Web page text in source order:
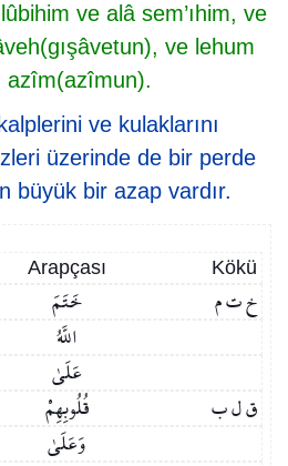
ve alâ sem’ıhim, ve
ve lehum
azîm(azîmun).
ve kulaklarını
üzerinde de bir perde
büyük bir azap vardır.
Kökü
Arapçası
خ ت م خَتَمَ
اللَّهُ
عَلَىٰ
ق ل ب قُلُوبِهِمْ
وَعَلَىٰ